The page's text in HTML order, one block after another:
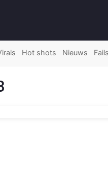
Hot shots Nieuws Fails